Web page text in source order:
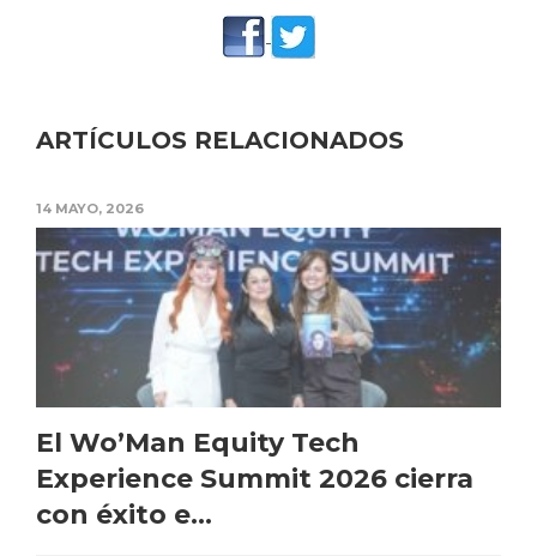
ARTÍCULOS RELACIONADOS
14 MAYO, 2026
El Wo’Man Equity Tech
Experience Summit 2026 cierra
con éxito e...